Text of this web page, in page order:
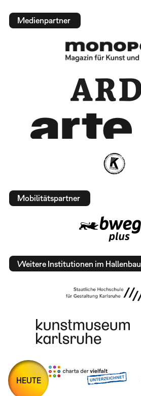
Medienpartner
Mobilitätspartner
Weitere Institutionen im Hallenbau
HEUTE